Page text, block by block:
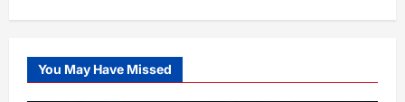
Slot
Gacor
You May Have Missed